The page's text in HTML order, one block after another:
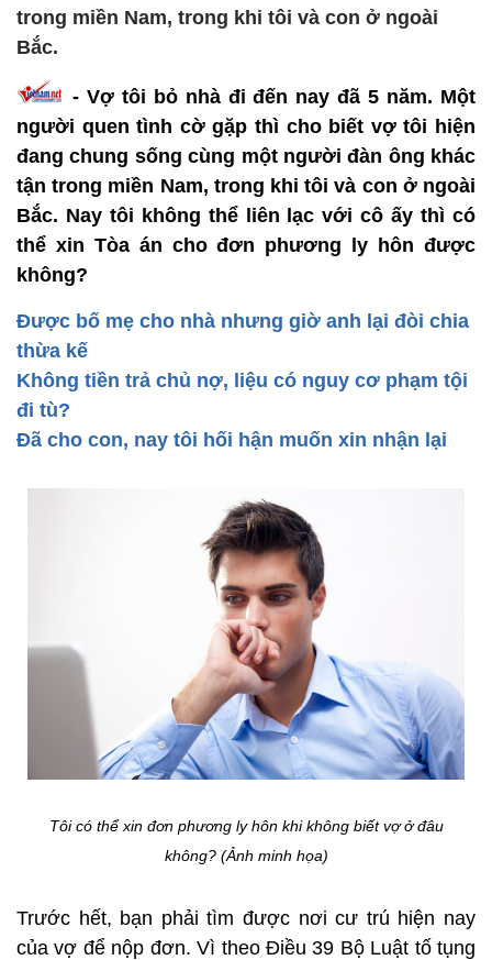
trong miền Nam, trong khi tôi và con ở ngoài
Bắc.
- Vợ tôi bỏ nhà đi đến nay đã 5 năm. Một
người quen tình cờ gặp thì cho biết vợ tôi hiện
đang chung sống cùng một người đàn ông khác
tận trong miền Nam, trong khi tôi và con ở ngoài
Bắc. Nay tôi không thể liên lạc với cô ấy thì có
thể xin Tòa án cho đơn phương ly hôn được
không?
Được bố mẹ cho nhà nhưng giờ anh lại đòi chia
thừa kế
Không tiền trả chủ nợ, liệu có nguy cơ phạm tội
đi tù?
Đã cho con, nay tôi hối hận muốn xin nhận lại
Tôi có thể xin đơn phương ly hôn khi không biết vợ ở đâu
không? (Ảnh minh họa)
Trước hết, bạn phải tìm được nơi cư trú hiện nay
của vợ để nộp đơn. Vì theo Điều 39 Bộ Luật tố tụng